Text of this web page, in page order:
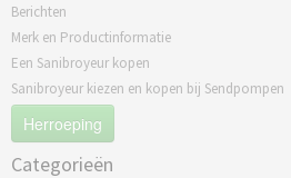
Berichten
Merk en Productinformatie
Een Sanibroyeur kopen
Sanibroyeur kiezen en kopen bij Sendpompen
Herroeping
Categorieën